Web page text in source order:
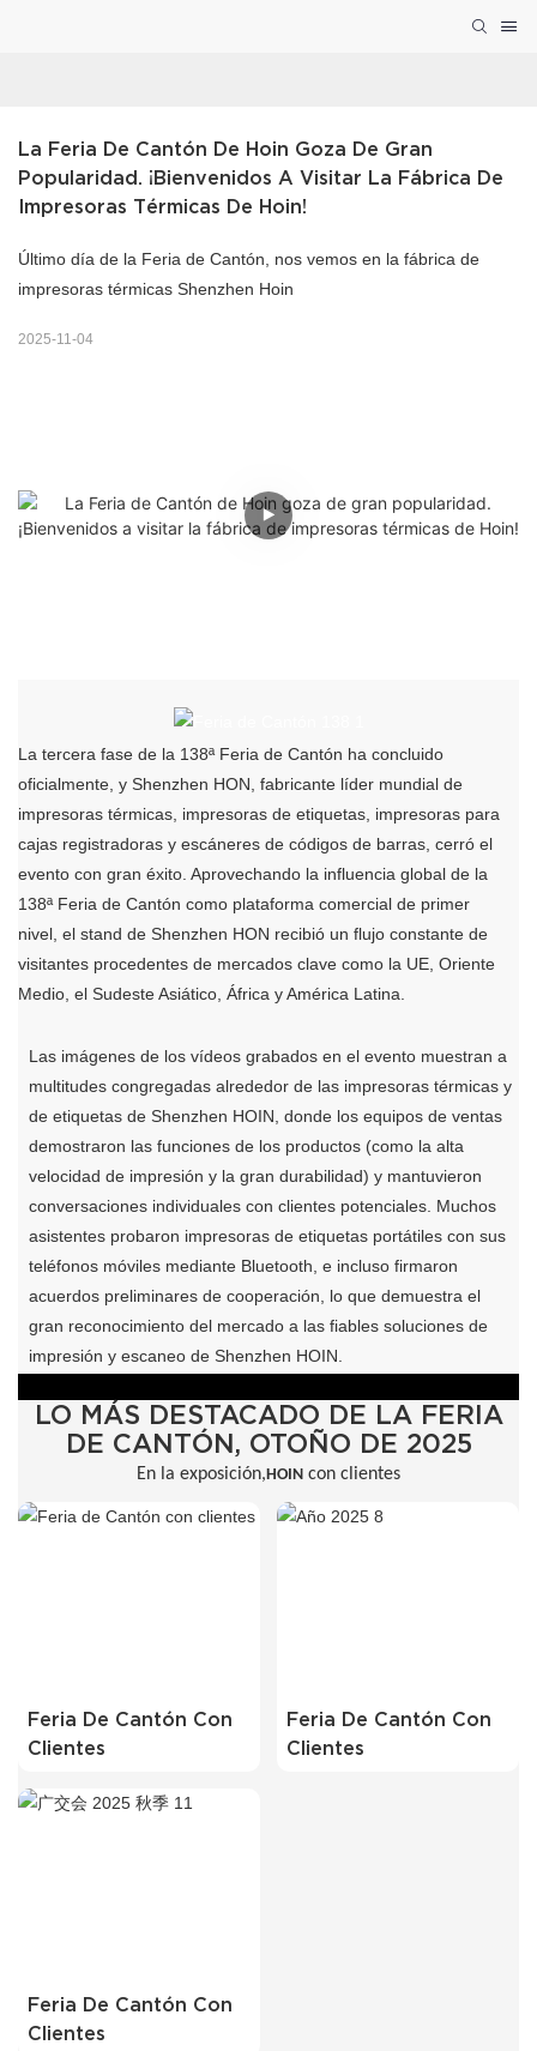
La Feria De Cantón De Hoin Goza De Gran
Popularidad. ¡Bienvenidos A Visitar La Fábrica De
Impresoras Térmicas De Hoin!
Último día de la Feria de Cantón, nos vemos en la fábrica de
impresoras térmicas Shenzhen Hoin
2025-11-04
La tercera fase de la 138ª Feria de Cantón ha concluido
oficialmente, y Shenzhen HON, fabricante líder mundial de
impresoras térmicas, impresoras de etiquetas, impresoras para
cajas registradoras y escáneres de códigos de barras, cerró el
evento con gran éxito. Aprovechando la influencia global de la
138ª Feria de Cantón como plataforma comercial de primer
nivel, el stand de Shenzhen HON recibió un flujo constante de
visitantes procedentes de mercados clave como la UE, Oriente
Medio, el Sudeste Asiático, África y América Latina.
Las imágenes de los vídeos grabados en el evento muestran a
multitudes congregadas alrededor de las impresoras térmicas y
de etiquetas de Shenzhen HOIN, donde los equipos de ventas
demostraron las funciones de los productos (como la alta
velocidad de impresión y la gran durabilidad) y mantuvieron
conversaciones individuales con clientes potenciales. Muchos
asistentes probaron impresoras de etiquetas portátiles con sus
teléfonos móviles mediante Bluetooth, e incluso firmaron
acuerdos preliminares de cooperación, lo que demuestra el
gran reconocimiento del mercado a las fiables soluciones de
impresión y escaneo de Shenzhen HOIN.
LO MÁS DESTACADO DE LA FERIA
DE CANTÓN, OTOÑO DE 2025
En la exposición,HOIN con clientes
Feria De Cantón Con
Clientes
Feria De Cantón Con
Clientes
Feria De Cantón Con
Clientes